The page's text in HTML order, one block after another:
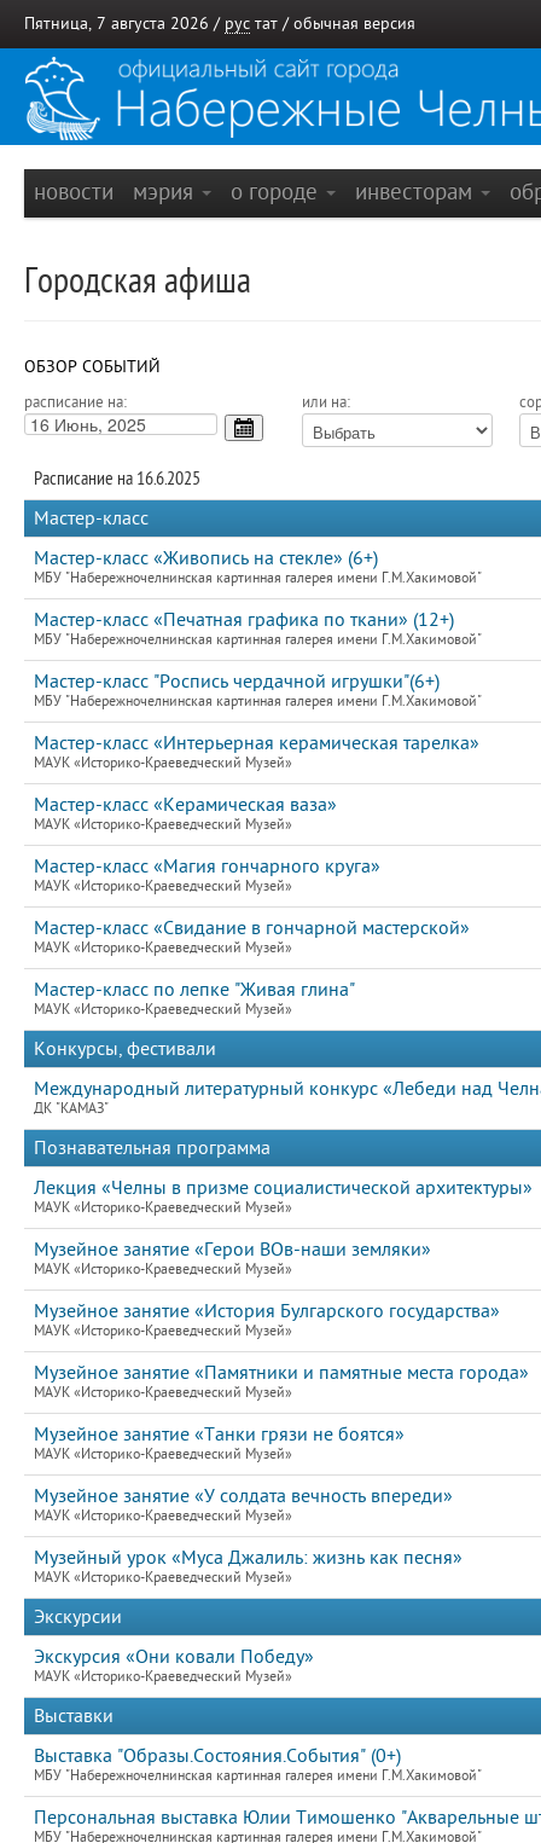
Пятница, 7 августа 2026 / рус тат / обычная версия
новости мэрия о городе инвесторам
Городская афиша
ОБЗОР СОБЫТИЙ
расписание на: или на:
Расписание на 16.6.2025
Мастер-класс
Мастер-класс «Живопись на стекле» (6+)
МБУ "Набережночелнинская картинная галерея имени Г.М.Хакимовой"
Мастер-класс «Печатная графика по ткани» (12+)
МБУ "Набережночелнинская картинная галерея имени Г.М.Хакимовой"
Мастер-класс "Роспись чердачной игрушки"(6+)
МБУ "Набережночелнинская картинная галерея имени Г.М.Хакимовой"
Мастер-класс «Интерьерная керамическая тарелка»
МАУК «Историко-Краеведческий Музей»
Мастер-класс «Керамическая ваза»
МАУК «Историко-Краеведческий Музей»
Мастер-класс «Магия гончарного круга»
МАУК «Историко-Краеведческий Музей»
Мастер-класс «Свидание в гончарной мастерской»
МАУК «Историко-Краеведческий Музей»
Мастер-класс по лепке "Живая глина"
МАУК «Историко-Краеведческий Музей»
Конкурсы, фестивали
Международный литературный конкурс «Лебеди над
ДК "КАМАЗ"
Познавательная программа
Лекция «Челны в призме социалистической архитектуры»
МАУК «Историко-Краеведческий Музей»
Музейное занятие «Герои ВОв-наши земляки»
МАУК «Историко-Краеведческий Музей»
Музейное занятие «История Булгарского государства»
МАУК «Историко-Краеведческий Музей»
Музейное занятие «Памятники и памятные места города»
МАУК «Историко-Краеведческий Музей»
Музейное занятие «Танки грязи не боятся»
МАУК «Историко-Краеведческий Музей»
Музейное занятие «У солдата вечность впереди»
МАУК «Историко-Краеведческий Музей»
Музейный урок «Муса Джалиль: жизнь как песня»
МАУК «Историко-Краеведческий Музей»
Экскурсии
Экскурсия «Они ковали Победу»
МАУК «Историко-Краеведческий Музей»
Выставки
Выставка "Образы.Состояния.События" (0+)
МБУ "Набережночелнинская картинная галерея имени Г.М.Хакимовой"
Персональная выставка Юлии Тимошенко "Акварельные
МБУ "Набережночелнинская картинная галерея имени Г.М.Хакимовой"